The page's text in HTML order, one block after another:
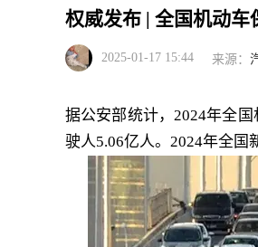
权威发布 | 全国机动车
2025-01-17 15:44 来源：
据公安部统计，2024年全
驶人5.06亿人。2024年全国